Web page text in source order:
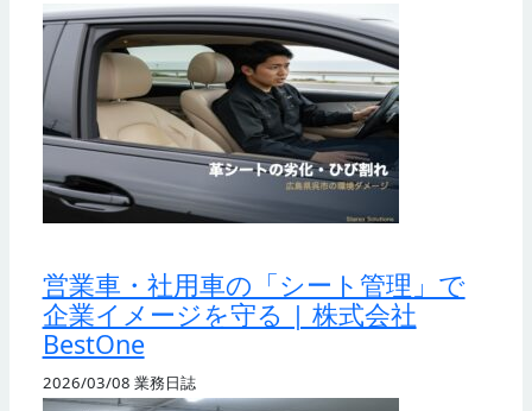
営業車・社用車の「シート管理」で
企業イメージを守る | 株式会社
BestOne
2026/03/08 業務日誌